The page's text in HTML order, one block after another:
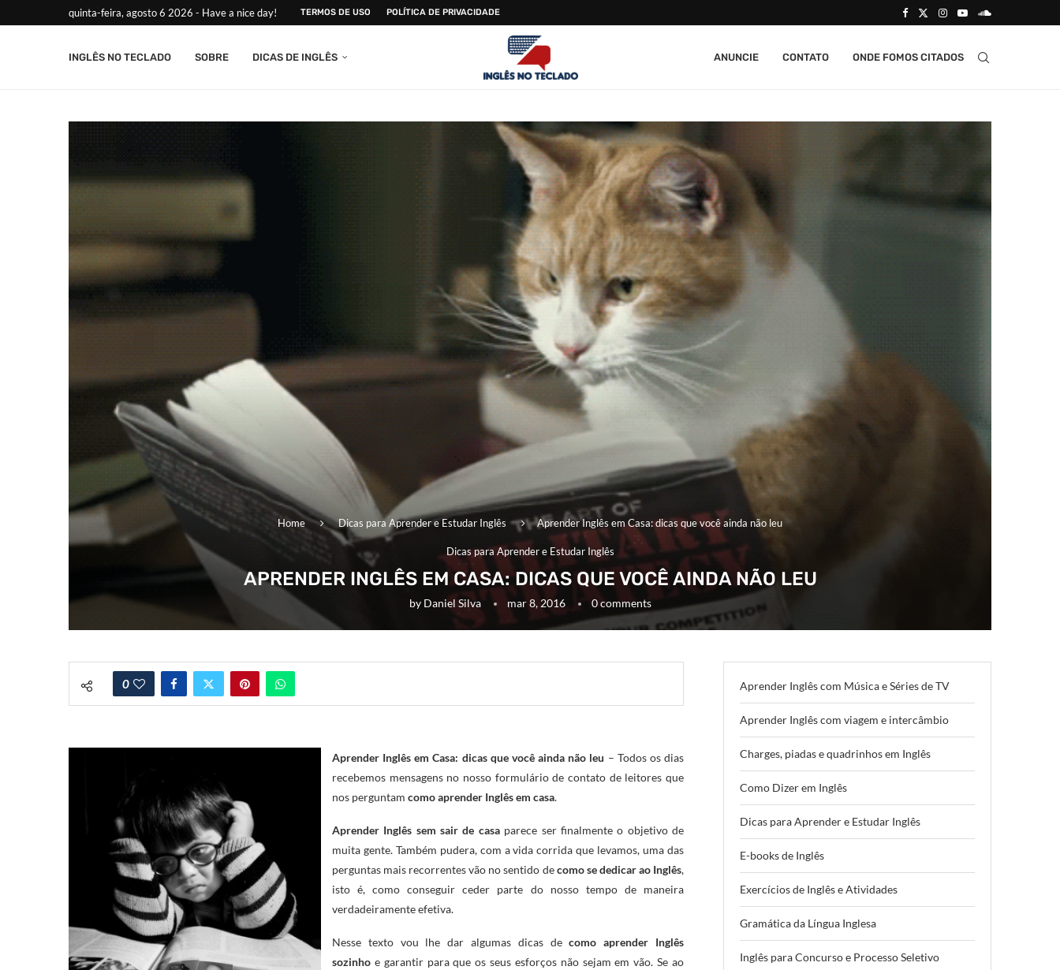
quinta-feira, agosto 6 2026 - Have a nice day! TERMOS DE USO POLÍTICA DE PRIVACIDADE
INGLÊS NO TECLADO SOBRE DICAS DE INGLÊS ANUNCIE CONTATO ONDE FOMOS CITADOS
Home Dicas para Aprender e Estudar Inglês Aprender Inglês em Casa: dicas que você ainda não leu
Dicas para Aprender e Estudar Inglês
APRENDER INGLÊS EM CASA: DICAS QUE VOCÊ AINDA NÃO LEU
by Daniel Silva mar 8, 2016 0 comments
0
Aprender Inglês em Casa: dicas que você ainda não leu – Todos os dias
recebemos mensagens no nosso formulário de contato de leitores que
nos perguntam como aprender Inglês em casa.
Aprender Inglês sem sair de casaparece ser finalmente o objetivo de
muita gente. Também pudera, com a vida corrida que levamos, uma das
perguntas mais recorrentes vão no sentido decomo se dedicar ao Inglês,
isto é, como conseguir ceder parte do nosso tempo de maneira
verdadeiramente efetiva.
Nesse texto vou lhe dar algumas dicas decomo aprender Inglês
sozinho e garantir para que os seus esforços não sejam em vão. Se ao
Aprender Inglês com Música e Séries de TV
Aprender Inglês com viagem e intercâmbio
Charges, piadas e quadrinhos em Inglês
Como Dizer em Inglês
Dicas para Aprender e Estudar Inglês
E-books de Inglês
Exercícios de Inglês e Atividades
Gramática da Língua Inglesa
Inglês para Concurso e Processo Seletivo